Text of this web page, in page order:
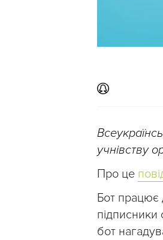
учнівству
Про це
Бот працює
бот